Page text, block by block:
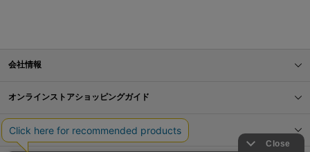
会社情報
オンラインストアショッピングガイド
店舗情報